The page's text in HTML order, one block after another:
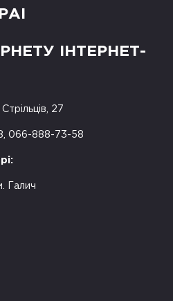
ІНТЕРНЕТ-
27
066-888-73-58
Галич